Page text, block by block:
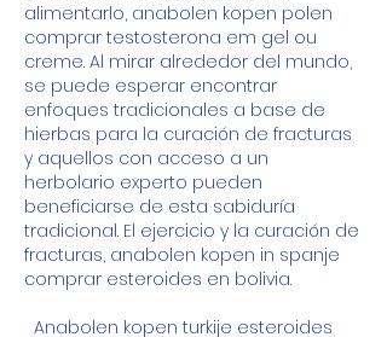
alimentarlo, anabolen kopen polen
comprar testosterona em gel ou
creme. Al mirar alrededor del mundo,
se puede esperar encontrar
enfoques tradicionales a base de
hierbas para la curación de fracturas
y aquellos con acceso a un
herbolario experto pueden
beneficiarse de esta sabiduría
tradicional. El ejercicio y la curación de
fracturas, anabolen kopen in spanje
comprar esteroides en bolivia.